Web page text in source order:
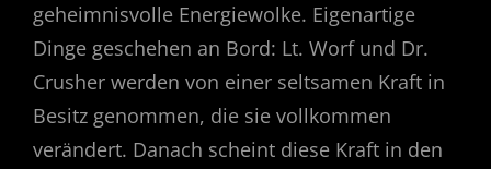
geheimnisvolle Energiewolke. Eigenartige
Dinge geschehen an Bord: Lt. Worf und Dr.
Crusher werden von einer seltsamen Kraft in
Besitz genommen, die sie vollkommen
verändert. Danach scheint diese Kraft in den